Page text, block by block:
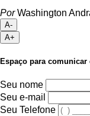
PorWashington
A-
A+
Espaço para
Seu nome
Seu e-mail
Seu Telefone